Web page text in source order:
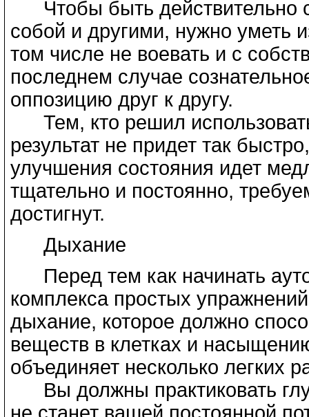
Чтобы быть действительно
собой и другими, нужно уметь
том числе не воевать и с
последнем случае
оппозицию друг к другу.
Тем, кто решил
результат не придет так
улучшения состояния идет
тщательно и постоянно,
достигнут.
Дыхание
Перед тем как начинать
комплекса простых
дыхание, которое должно
веществ в клетках и
объединяет несколько легких
Вы должны практиковать